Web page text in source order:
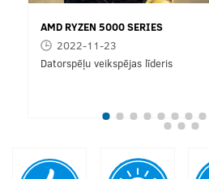
AMD RYZEN 5000 SERIES
2022-11-23
Datorspēļu veikspējas līderis